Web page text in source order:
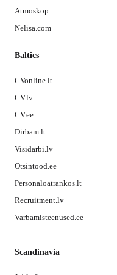
Atmoskop
Nelisa.com
Baltics
CVonline.lt
CV.lv
CV.ee
Dirbam.lt
Visidarbi.lv
Otsintood.ee
Personaloatrankos.lt
Recruitment.lv
Varbamisteenused.ee
Scandinavia